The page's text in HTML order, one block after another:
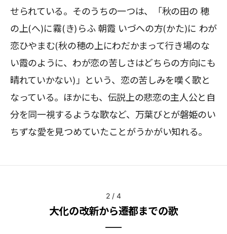
せられている。そのうちの一つは、「秋の田の 穂
の上(へ)に霧(き)らふ 朝霞 いづへの方(かた)に わが
恋ひやまむ(秋の穂の上にわだかまって行き場のな
い霞のように、わが恋の苦しさはどちらの方向にも
晴れていかない)」という、恋の苦しみを嘆く歌と
なっている。ほかにも、伝説上の悲恋の主人公と自
分を同一視するような歌など、万葉びとが磐姫のい
ちずな愛を見つめていたことがうかがい知れる。
2 / 4
大化の改新から遷都までの歌